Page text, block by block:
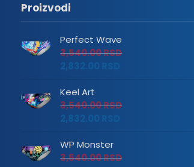
Proizvodi
Perfect Wave
3,540.00RSD
2,832.00
Keel Art
3,540.00RSD
2,832.00
WP Monster
3,540.00RSD